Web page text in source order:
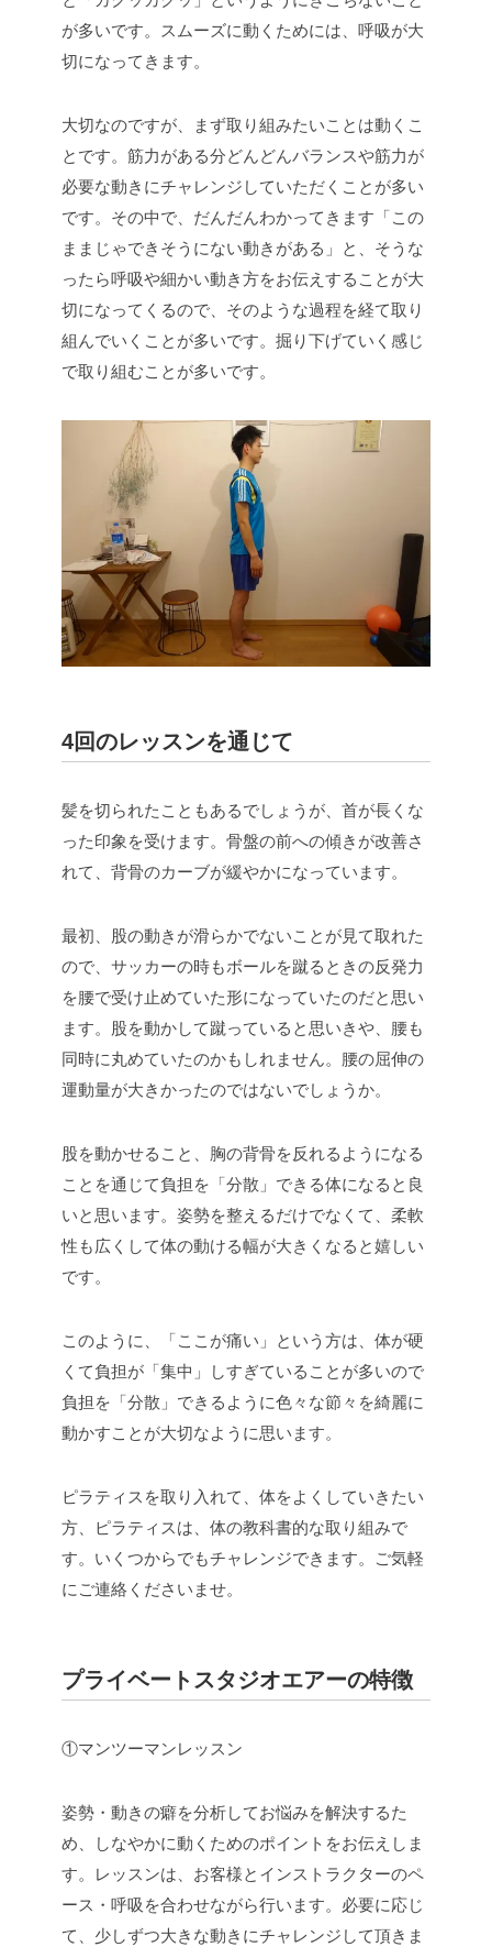
が多いです。スムーズに動くためには、呼吸が大
切になってきます。
大切なのですが、まず取り組みたいことは動くこ
とです。筋力がある分どんどんバランスや筋力が
必要な動きにチャレンジしていただくことが多い
です。その中で、だんだんわかってきます「この
ままじゃできそうにない動きがある」と、そうな
ったら呼吸や細かい動き方をお伝えすることが大
切になってくるので、そのような過程を経て取り
組んでいくことが多いです。掘り下げていく感じ
で取り組むことが多いです。
4回のレッスンを通じて
髪を切られたこともあるでしょうが、首が長くな
った印象を受けます。骨盤の前への傾きが改善さ
れて、背骨のカーブが緩やかになっています。
最初、股の動きが滑らかでないことが見て取れた
ので、サッカーの時もボールを蹴るときの反発力
を腰で受け止めていた形になっていたのだと思い
ます。股を動かして蹴っていると思いきや、腰も
同時に丸めていたのかもしれません。腰の屈伸の
運動量が大きかったのではないでしょうか。
股を動かせること、胸の背骨を反れるようになる
ことを通じて負担を「分散」できる体になると良
いと思います。姿勢を整えるだけでなくて、柔軟
性も広くして体の動ける幅が大きくなると嬉しい
です。
このように、「ここが痛い」という方は、体が硬
くて負担が「集中」しすぎていることが多いので
負担を「分散」できるように色々な節々を綺麗に
動かすことが大切なように思います。
ピラティスを取り入れて、体をよくしていきたい
方、ピラティスは、体の教科書的な取り組みで
す。いくつからでもチャレンジできます。ご気軽
にご連絡くださいませ。
プライベートスタジオエアーの特徴
①マンツーマンレッスン
姿勢・動きの癖を分析してお悩みを解決するた
め、しなやかに動くためのポイントをお伝えしま
す。レッスンは、お客様とインストラクターのペ
ース・呼吸を合わせながら行います。必要に応じ
て、少しずつ大きな動きにチャレンジして頂きま